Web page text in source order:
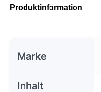
Produktinformation
Marke
Inhalt